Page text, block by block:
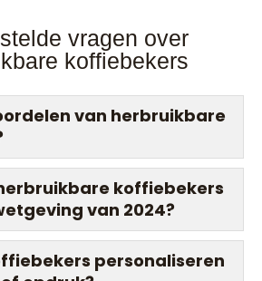
vragen over
koffiebekers
van herbruikbare
koffiebekers
van 2024?
personaliseren